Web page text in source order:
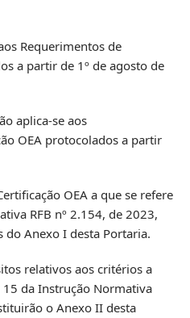
Requerimentos de
a partir de 1º de agosto de
aplica-se aos
OEA protocolados a partir
OEA a que se refere
RFB nº 2.154, de 2023,
do Anexo I desta Portaria.
relativos aos critérios a
da Instrução Normativa
o Anexo II desta